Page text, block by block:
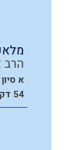
הרב
א
54 דקות